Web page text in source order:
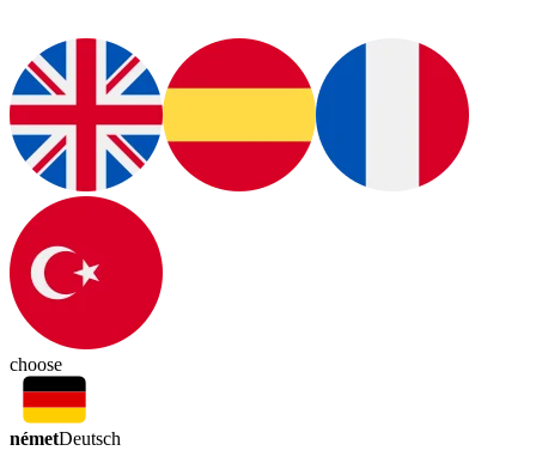
choose
németDeutsch